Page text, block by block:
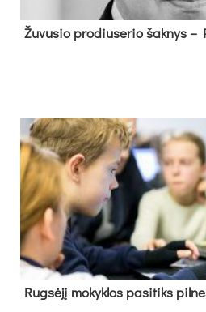
Žu­vu­sio pro­diu­se­rio šak­nys –
Rug­sė­jį mo­kyk­los pa­si­tiks